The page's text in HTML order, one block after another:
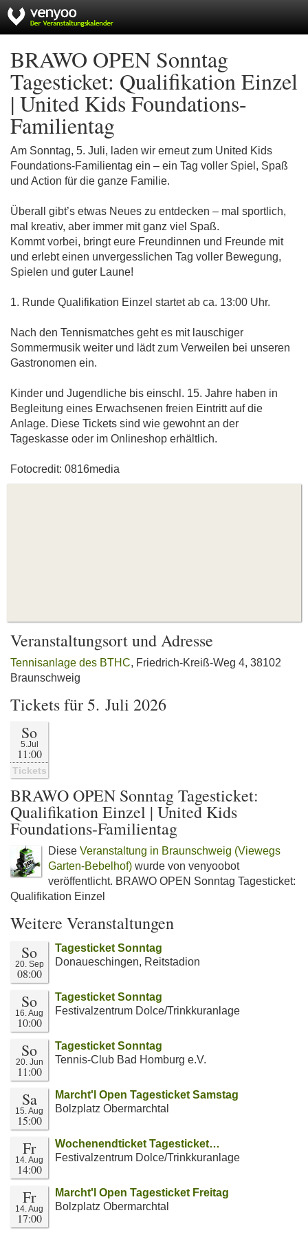
BRAWO OPEN Sonntag
Tagesticket: Qualifikation Einzel
| United Kids Foundations-
Familientag
Am Sonntag, 5. Juli, laden wir erneut zum United Kids
Foundations-Familientag ein – ein Tag voller Spiel, Spaß
und Action für die ganze Familie.
Überall gibt’s etwas Neues zu entdecken – mal sportlich,
mal kreativ, aber immer mit ganz viel Spaß.
Kommt vorbei, bringt eure Freundinnen und Freunde mit
und erlebt einen unvergesslichen Tag voller Bewegung,
Spielen und guter Laune!
1. Runde Qualifikation Einzel startet ab ca. 13:00 Uhr.
Nach den Tennismatches geht es mit lauschiger
Sommermusik weiter und lädt zum Verweilen bei unseren
Gastronomen ein.
Kinder und Jugendliche bis einschl. 15. Jahre haben in
Begleitung eines Erwachsenen freien Eintritt auf die
Anlage. Diese Tickets sind wie gewohnt an der
Tageskasse oder im Onlineshop erhältlich.
Fotocredit: 0816media
Veranstaltungsort und Adresse
Tennisanlage des BTHC, Friedrich-Kreiß-Weg 4, 38102
Braunschweig
Tickets für 5. Juli 2026
So
5.Jul
11:00
Tickets
BRAWO OPEN Sonntag Tagesticket:
Qualifikation Einzel | United Kids
Foundations-Familientag
Diese Veranstaltung in Braunschweig (Viewegs
Garten-Bebelhof) wurde von venyoobot
veröffentlicht. BRAWO OPEN Sonntag Tagesticket:
Qualifikation Einzel
Weitere Veranstaltungen
So
20. Sep
08:00
Tagesticket Sonntag
Donaueschingen, Reitstadion
So
16. Aug
10:00
Tagesticket Sonntag
Festivalzentrum Dolce/Trinkkuranlage
So
20. Jun
11:00
Tagesticket Sonntag
Tennis-Club Bad Homburg e.V.
Sa
15. Aug
15:00
Marcht'l Open Tagesticket Samstag
Bolzplatz Obermarchtal
Fr
14. Aug
14:00
Wochenendticket Tagesticket…
Festivalzentrum Dolce/Trinkkuranlage
Fr
14. Aug
17:00
Marcht'l Open Tagesticket Freitag
Bolzplatz Obermarchtal